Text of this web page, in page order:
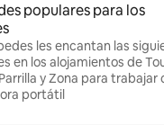
populares para los
les encantan las
en los alojamientos de
y Zona para trabajar
portátil